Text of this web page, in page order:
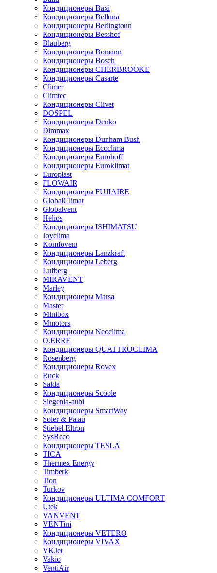
Кондиционеры Baxi
Кондиционеры Belluna
Кондиционеры Berlingtoun
Кондиционеры Besshof
Blauberg
Кондиционеры Bomann
Кондиционеры Bosch
Кондиционеры CHERBROOKE
Кондиционеры Casarte
Climer
Climtec
Кондиционеры Clivet
DOSPEL
Кондиционеры Denko
Dimmax
Кондиционеры Dunham Bush
Кондиционеры Ecoclima
Кондиционеры Eurohoff
Кондиционеры Euroklimat
Europlast
FLOWAIR
Кондиционеры FUJIAIRE
GlobalClimat
Globalvent
Helios
Кондиционеры ISHIMATSU
Joyclima
Komfovent
Кондиционеры Lanzkraft
Кондиционеры Leberg
Lufberg
MIRAVENT
Marley
Кондиционеры Marsa
Master
Minibox
Mmotors
Кондиционеры Neoclima
O.ERRE
Кондиционеры QUATTROCLIMA
Rosenberg
Кондиционеры Rovex
Ruck
Salda
Кондиционеры Scoole
Siegenia-aubi
Кондиционеры SmartWay
Soler & Palau
Stiebel Eltron
SysReco
Кондиционеры TESLA
TICA
Thermex Energy
Timberk
Tion
Turkov
Кондиционеры ULTIMA COMFORT
Utek
VANVENT
VENTini
Кондиционеры VETERO
Кондиционеры VIVAX
VKJet
Vakio
VentiAir